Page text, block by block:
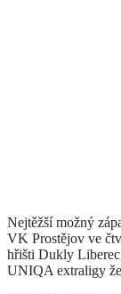
Nejtěžší možný
VK Prostějov ve
hřišti Dukly
UNIQA extraligy